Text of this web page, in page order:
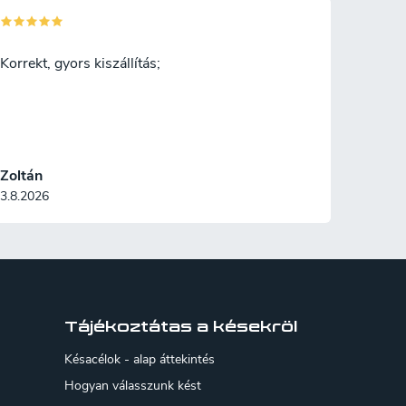
miatt a fa rendkívül tartós, de
Zoltán
3.8.2026
Korrekt, gyors kiszállítás;
Tájékoztátas a késekröl
Késacélok - alap áttekintés
Hogyan válasszunk kést